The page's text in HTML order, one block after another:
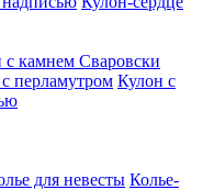
с камнем Сваровски
перламутром Кулон с
для невесты Колье-